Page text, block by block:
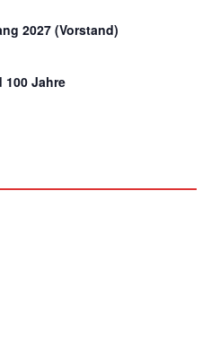
2027 (Vorstand)
100 Jahre